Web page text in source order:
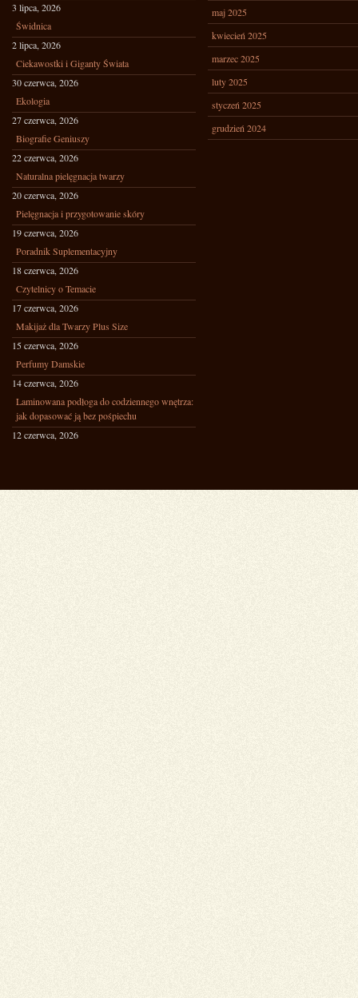
3 lipca, 2026
Świdnica
2 lipca, 2026
Ciekawostki i Giganty Świata
30 czerwca, 2026
Ekologia
27 czerwca, 2026
Biografie Geniuszy
22 czerwca, 2026
Naturalna pielęgnacja twarzy
20 czerwca, 2026
Pielęgnacja i przygotowanie skóry
19 czerwca, 2026
Poradnik Suplementacyjny
18 czerwca, 2026
Czytelnicy o Temacie
17 czerwca, 2026
Makijaż dla Twarzy Plus Size
15 czerwca, 2026
Perfumy Damskie
14 czerwca, 2026
Laminowana podłoga do codziennego wnętrza:
jak dopasować ją bez pośpiechu
12 czerwca, 2026
maj 2025
kwiecień 2025
marzec 2025
luty 2025
styczeń 2025
grudzień 2024